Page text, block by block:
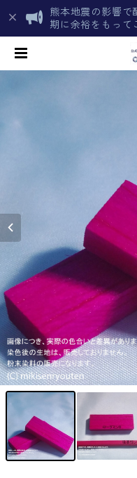
熊本地震の影響で
期に余裕をもって